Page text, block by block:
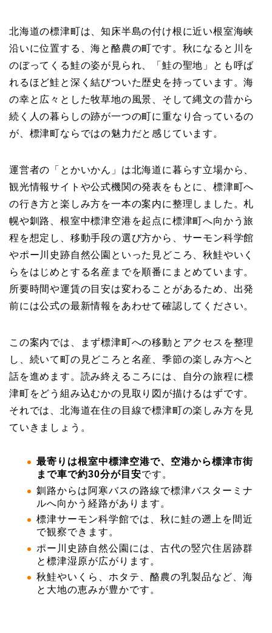
北海道の標津町は、知床半島の付け根に近い根室海峡
沿いに位置する、海と酪農の町です。秋になると川を
のぼってくる鮭の姿が見られ、「鮭の聖地」とも呼ば
れるほど鮭と深く結びついた歴史を持っています。海
の幸と広々とした牧草地の風景、そして縄文の昔から
続く人の暮らしの跡が一つの町に重なり合っているの
が、標津町ならではの魅力だと感じています。
運営者の「とかいかん」は北海道に暮らす立場から、
観光情報サイトや公式機関の発表をもとに、標津町へ
の行き方と楽しみ方を一本の案内に整理しました。札
幌や釧路、根室中標津空港を起点に標津町へ向かう旅
程を想定し、移動手段の選び方から、サーモン科学館
やポー川史跡自然公園といった見どころ、秋鮭やいく
らをはじめとする名産までを順番にまとめています。
所要時間や運賃の目安は変わることがあるため、出発
前には公式の最新情報をあわせて確認してください。
この案内では、まず標津町への移動とアクセスを整理
し、続いて町の見どころと名産、季節の楽しみ方へと
話を進めます。読み終えるころには、自分の旅程に標
津町をどう組み込むかの見取り図が描けるはずです。
それでは、北海道在住の目線で標津町の楽しみ方を見
ていきましょう。
最寄りは根室中標津空港で、空港から標津市街
まで車で約30分が目安です。
釧路からは阿寒バスの路線で標津バスターミナ
ルへ向かう経路があります。
標津サーモン科学館では、秋に鮭の遡上を間近
で観察できます。
ポー川史跡自然公園には、古代の竪穴住居跡群
と標津湿原が広がります。
秋鮭やいくら、ホタテ、酪農の乳製品など、海
と大地の恵みが豊かです。